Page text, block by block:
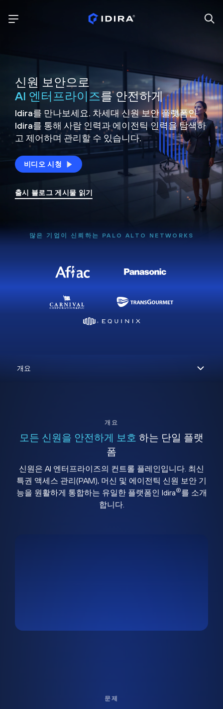
신원 보안으로
AI 엔터프라이즈를 안전하게
Idira를 만나보세요. 차세대 신원보안 플랫폼인
Idira를 통해 사람 인력과 에이전틱 인력을탐색하
고 제어하며 관리할 수 있습니다.
비디오 시청
출시 블로그 게시물 읽기
많은 기업이 신뢰하는 PALO ALTO NETWORKS
개요
모든 신원을 안전하게 보호 하는 단일 플랫
폼
신원은 AI 엔터프라이즈의 컨트롤 플레인입니다. 최신
특권 액세스 관리(PAM), 머신 및 에이전틱 신원 보안 기
능을 원활하게 통합하는 유일한 플랫폼인 Idira®를 소개
합니다.
문제